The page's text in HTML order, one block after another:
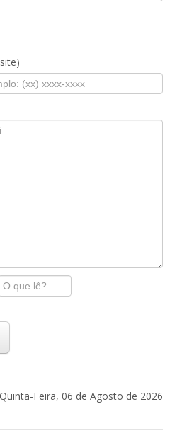
Quinta-Feira, 06 de Agosto de 2026